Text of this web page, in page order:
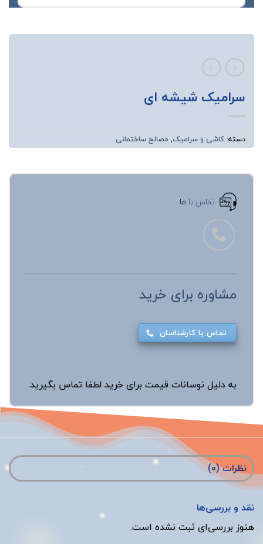
سرامیک شیشه ای
دسته: کاشی و سرامیک, مصالح ساختمانی
تماس با ما
مشاوره برای خرید
تماس با کارشناسان
به دلیل نوسانات قیمت برای خرید لطفا تماس بگیرید.
نظرات (0)
نقد و بررسی‌ها
هنوز بررسی‌ای ثبت نشده است.